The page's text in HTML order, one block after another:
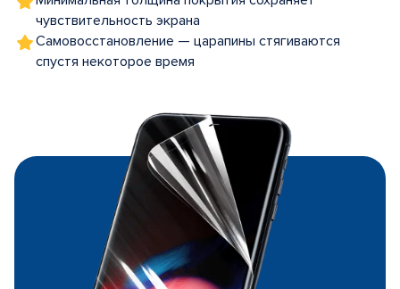
чувствительность экрана
Самовосстановление — царапины стягиваются
спустя некоторое время